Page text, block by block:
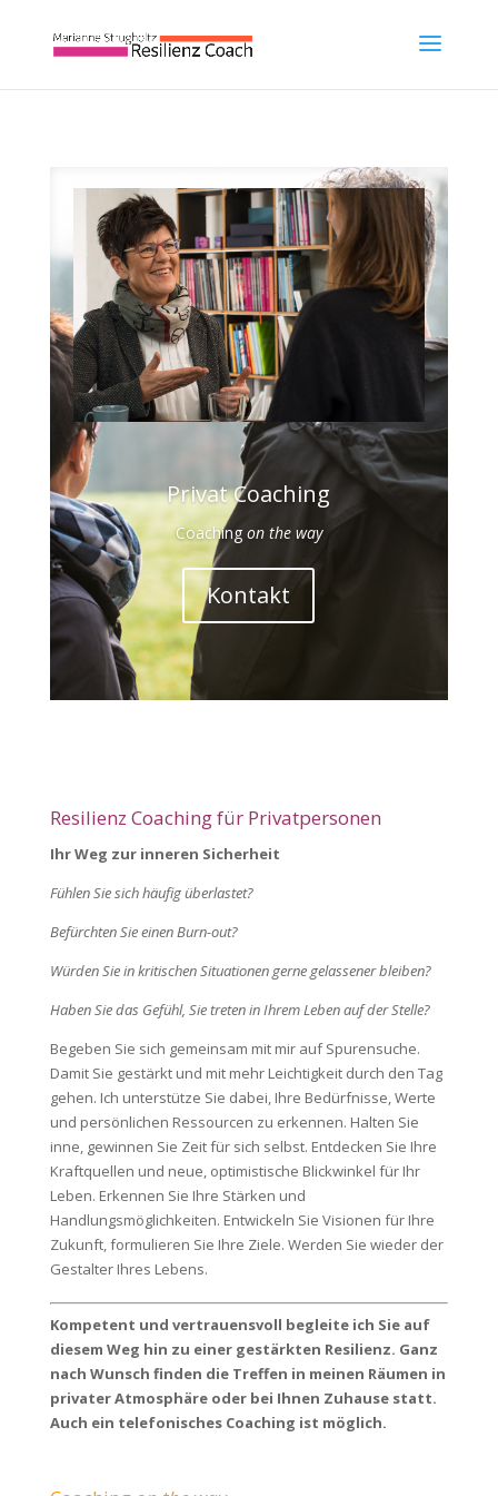
Privat Coaching
Coachingon the way
Kontakt
Resilienz Coaching für Privatpersonen
Ihr Weg zur inneren Sicherheit
Fühlen Sie sich häufig überlastet?
Befürchten Sie einen Burn-out?
Würden Sie in kritischen Situationen gerne gelassener bleiben?
Haben Sie das Gefühl, Sie treten in Ihrem Leben auf der Stelle?
Begeben Sie sich gemeinsam mit mir auf Spurensuche.
Damit Sie gestärkt und mit mehr Leichtigkeit durch den Tag
gehen. Ich unterstütze Sie dabei, Ihre Bedürfnisse, Werte
und persönlichen Ressourcen zu erkennen. Halten Sie
inne, gewinnen Sie Zeit für sich selbst. Entdecken Sie Ihre
Kraftquellen und neue, optimistische Blickwinkel für Ihr
Leben. Erkennen Sie Ihre Stärken und
Handlungsmöglichkeiten. Entwickeln Sie Visionen für Ihre
Zukunft, formulieren Sie Ihre Ziele. Werden Sie wieder der
Gestalter Ihres Lebens.
Kompetent und vertrauensvoll begleite ich Sie auf
diesem Weg hin zu einer gestärkten Resilienz. Ganz
nach Wunsch finden die Treffen in meinen Räumen in
privater Atmosphäre oder bei Ihnen Zuhause statt.
Auch ein telefonisches Coaching ist möglich.